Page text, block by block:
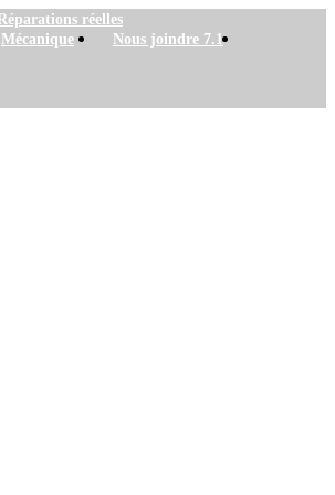
Réparations réelles
Mécanique Nous joindre 7.1